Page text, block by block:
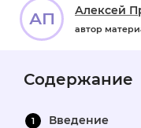
АП Алексей
автор
Содержание
Введение